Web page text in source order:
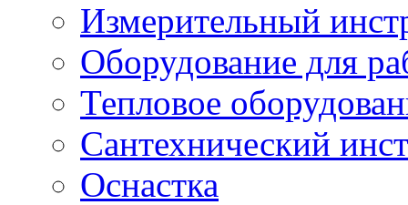
Измерительный
Оборудование для
Тепловое
Сантехнический
Оснастка